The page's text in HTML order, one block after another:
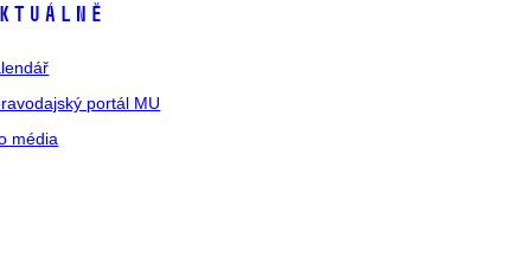
portál MU
média